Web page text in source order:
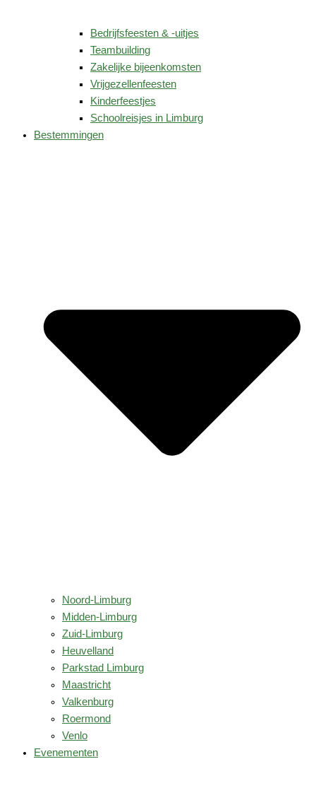
Bedrijfsfeesten & -uitjes
Teambuilding
Zakelijke bijeenkomsten
Vrijgezellenfeesten
Kinderfeestjes
Schoolreisjes in Limburg
Bestemmingen
Noord-Limburg
Midden-Limburg
Zuid-Limburg
Heuvelland
Parkstad Limburg
Maastricht
Valkenburg
Roermond
Venlo
Evenementen